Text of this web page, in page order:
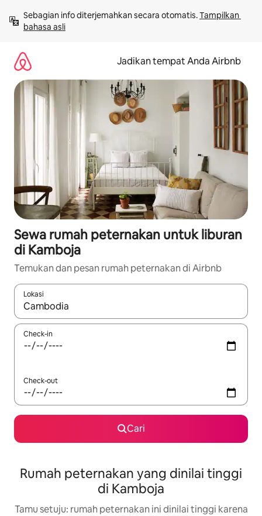
langsung
lihat
Sebagian info diterjemahkan secara otomatis. Tampilkan
bahasa asli
Jadikan tempat Anda Airbnb
Sewa rumah peternakan untuk liburan
di Kamboja
Temukan dan pesan rumah peternakan di Airbnb
Lokasi
Jika hasil yang dicari tersedia, telusuri dengan tombol panah
Check-in
Check-out
Cari
Rumah peternakan yang dinilai tinggi
di Kamboja
Tamu setuju: rumah peternakan ini dinilai tinggi karena